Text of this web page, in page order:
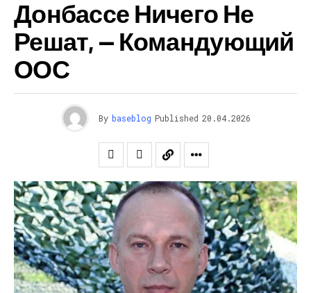
Донбассе Ничего Не
Решат, — Командующий
ООС
By baseblog Published 20.04.2026